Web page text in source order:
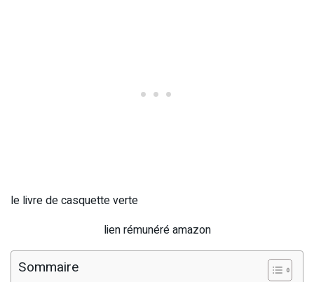
le livre de casquette verte
lien rémunéré amazon
Sommaire